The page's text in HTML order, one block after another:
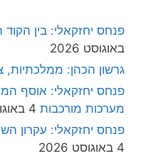
פנחס יחזקאלי: בין
באוגוסט 2026
גרשון הכהן: ממלכתיות,
פנחס יחזקאלי: אוסף
מערכות מורכבות 4 באוגוסט 2026
פנחס יחזקאלי: עקרון
4 באוגוסט 2026